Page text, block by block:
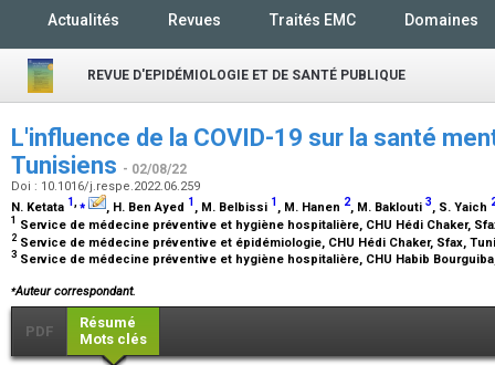
Actualités Revues Traités EMC Domaines
REVUE D'EPIDÉMIOLOGIE ET DE SANTÉ PUBLIQUE
L'influence de la COVID-19 sur la santé
Tunisiens - 02/08/22
Doi : 10.1016/j.respe.2022.06.259
N. Ketata 1,⁎ , H. Ben Ayed 1 , M. Belbissi 1 , M. Hanen 2, M. Baklouti 3, S. Yaich
1 Service de médecine préventive et hygiène hospitalière, CHU Hédi Chaker,
2 Service de médecine préventive et épidémiologie, CHU Hédi Chaker, Sfax,
3 Service de médecine préventive et hygiène hospitalière, CHU Habib
⁎Auteur correspondant.
PDF
Résumé
Mots clés